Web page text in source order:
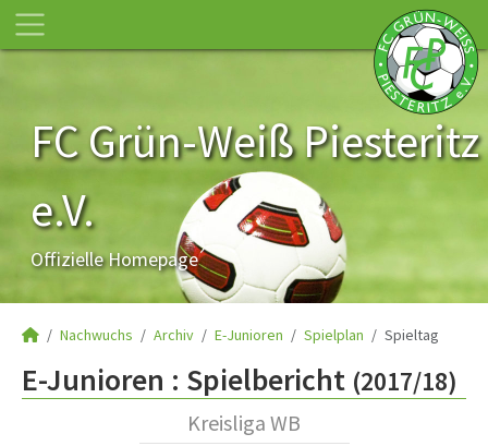
FC Grün-Weiß Piesteritz
e.V.
Offizielle Homepage
Nachwuchs Archiv E-Junioren Spielplan Spieltag
E-Junioren : Spielbericht (2017/18)
Kreisliga WB